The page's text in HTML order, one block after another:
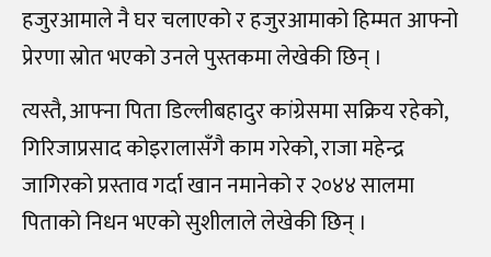
हजुरआमाले नै घर चलाएको र हजुरआमाको हिम्मत आफ्नो
प्रेरणा स्रोत भएको उनले पुस्तकमा लेखेकी छिन् ।
त्यस्तै, आफ्ना पिता डिल्लीबहादुर कांग्रेसमा सक्रिय रहेको,
गिरिजाप्रसाद कोइरालासँगै काम गरेको, राजा महेन्द्र
जागिरको प्रस्ताव गर्दा खान नमानेको र २०४४ सालमा
पिताको निधन भएको सुशीलाले लेखेकी छिन् ।